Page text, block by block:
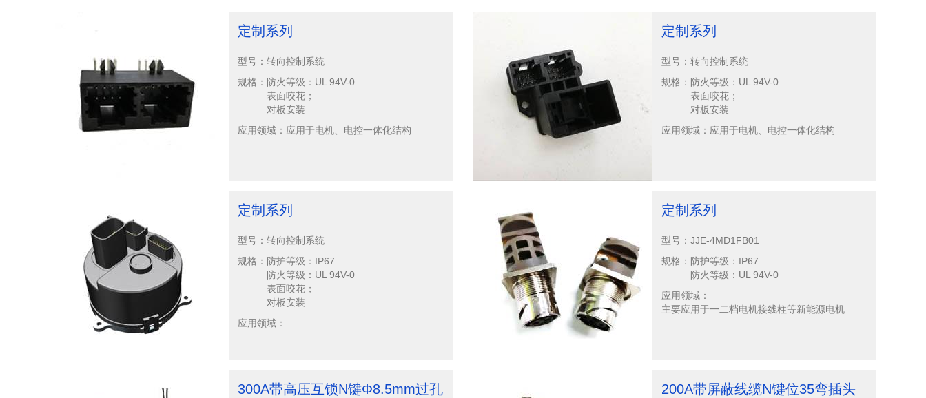
定制系列
型号： 转向控制系统
规格： 防火等级：UL 94V-0
表面咬花；
对板安装
应用领域： 应用于电机、电控一体化结构
定制系列
型号： 转向控制系统
规格： 防火等级：UL 94V-0
表面咬花；
对板安装
应用领域： 应用于电机、电控一体化结构
定制系列
型号： 转向控制系统
规格： 防护等级：IP67
防火等级：UL 94V-0
表面咬花；
对板安装
应用领域：
定制系列
型号： JJE-4MD1FB01
规格： 防护等级：IP67
防火等级：UL 94V-0
应用领域：
主要应用于一二档电机接线柱等新能源电机
300A带高压互锁N键Φ8.5mm过孔
200A带屏蔽线缆N键位35弯插头